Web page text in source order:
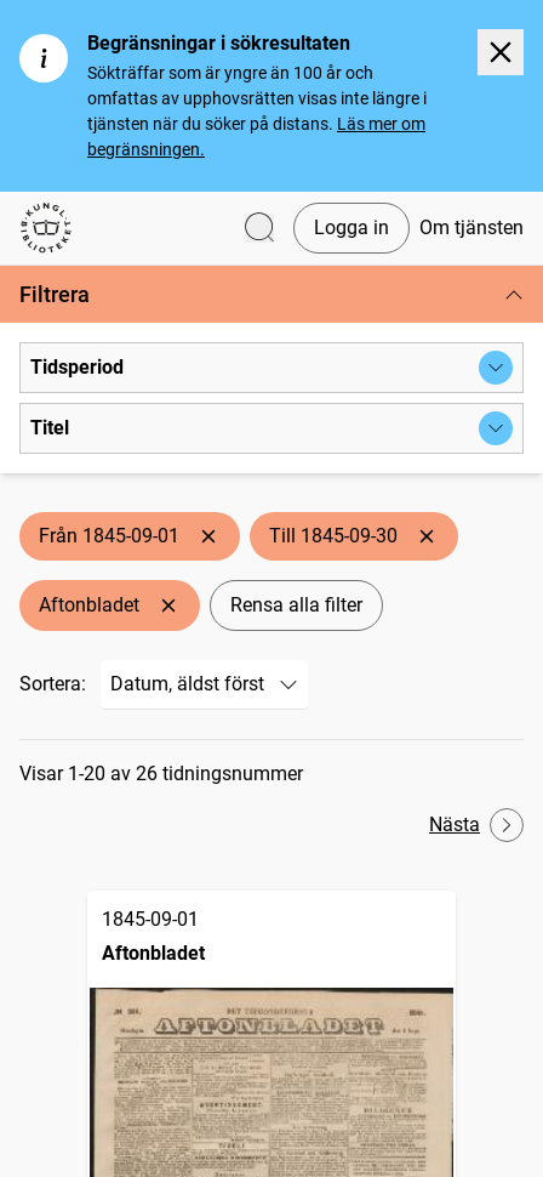
Begränsningar i sökresultaten
Sökträffar som är yngre än 100 år och
omfattas av upphovsrätten visas inte längre i
tjänsten när du söker på distans. Läs mer om
begränsningen.
Svenska tidningar
Logga in Om tjänsten
Filtrera
Tidsperiod
Titel
Från 1845-09-01 Till 1845-09-30
Aftonbladet Rensa alla filter
Sortera:
Sökresultat
Visar 1-20 av 26 tidningsnummer
Nästa
1845-09-01
Aftonbladet